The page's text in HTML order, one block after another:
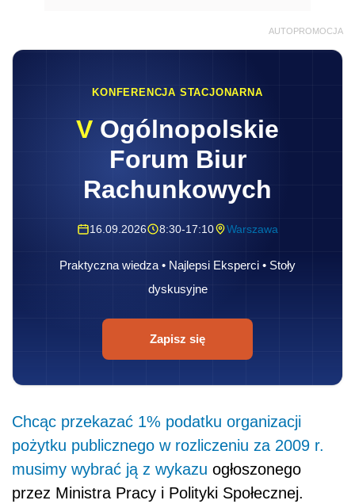
AUTOPROMOCJA
KONFERENCJA STACJONARNA
V Ogólnopolskie
Forum Biur
Rachunkowych
16.09.2026 8:30-17:10 Warszawa
Praktyczna wiedza • Najlepsi Eksperci • Stoły
dyskusyjne
Zapisz się
Chcąc przekazać 1% podatku organizacji
pożytku publicznego w rozliczeniu za 2009 r.
musimy wybrać ją z wykazu ogłoszonego
przez Ministra Pracy i Polityki Społecznej.